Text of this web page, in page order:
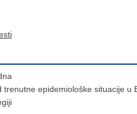
trenutne epidemiološke situacije u